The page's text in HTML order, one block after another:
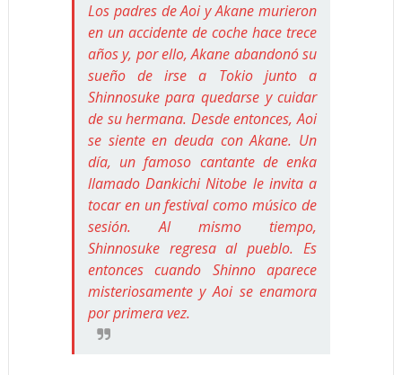
Los padres de Aoi y Akane murieron
en un accidente de coche hace trece
años y, por ello, Akane abandonó su
sueño de irse a Tokio junto a
Shinnosuke para quedarse y cuidar
de su hermana. Desde entonces, Aoi
se siente en deuda con Akane. Un
día, un famoso cantante de enka
llamado Dankichi Nitobe le invita a
tocar en un festival como músico de
sesión. Al mismo tiempo,
Shinnosuke regresa al pueblo. Es
entonces cuando Shinno aparece
misteriosamente y Aoi se enamora
por primera vez.